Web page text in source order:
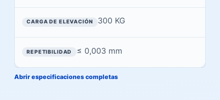
300 KG
≤ 0,003 mm
Abrir especificaciones completas